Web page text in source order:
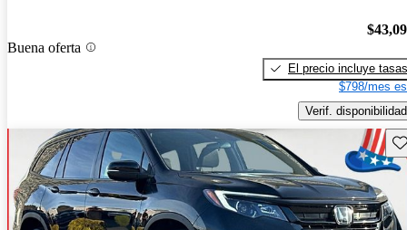
Buena oferta
El precio incluye tasas
$798/mes
Verif. disponibilidad